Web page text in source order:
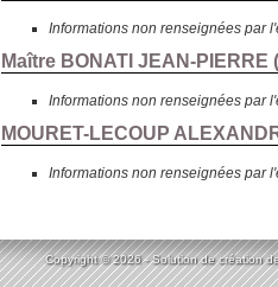
Informations non renseignées par
Maître BONATI JEAN-PIERRE (
Informations non renseignées par
MOURET-LECOUP
Informations non renseignées par
Copyright © 2026 - Solution de création